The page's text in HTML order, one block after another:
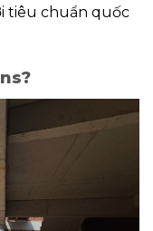
tiêu chuẩn quốc